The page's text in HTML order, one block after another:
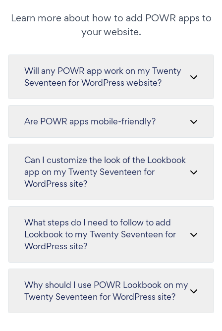
Learn more about how to add POWR apps to
your website.
Will any POWR app work on my Twenty
Seventeen for WordPress website?
Are POWR apps mobile-friendly?
Can I customize the look of the Lookbook
app on my Twenty Seventeen for
WordPress site?
What steps do I need to follow to add
Lookbook to my Twenty Seventeen for
WordPress site?
Why should I use POWR Lookbook on my
Twenty Seventeen for WordPress site?